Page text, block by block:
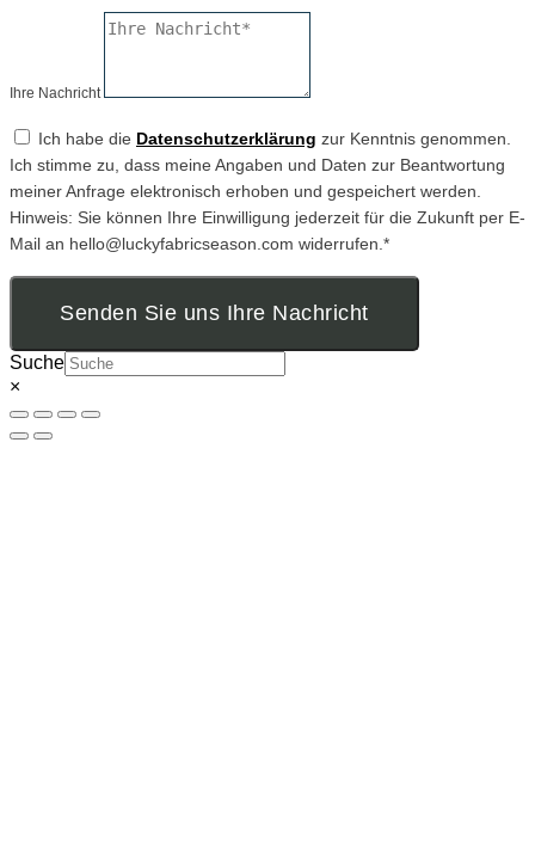
Ihre Nachricht
Ich habe die Datenschutzerklärung zur Kenntnis genommen.
Ich stimme zu, dass meine Angaben und Daten zur Beantwortung
meiner Anfrage elektronisch erhoben und gespeichert werden.
Hinweis: Sie können Ihre Einwilligung jederzeit für die Zukunft per E-
Mail an hello@luckyfabricseason.com widerrufen.*
Senden Sie uns Ihre Nachricht
Suche
×